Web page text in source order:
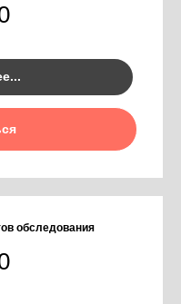
обследования